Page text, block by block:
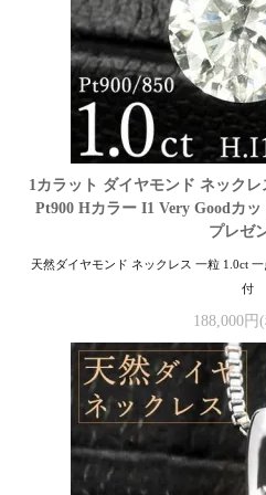
1カラット ダイヤモンド ネック
Pt900 Hカラー I1 Very Goodカ
プレゼ
天然ダイヤモンド ネックレス 一粒 1.0ct
付
188,000円